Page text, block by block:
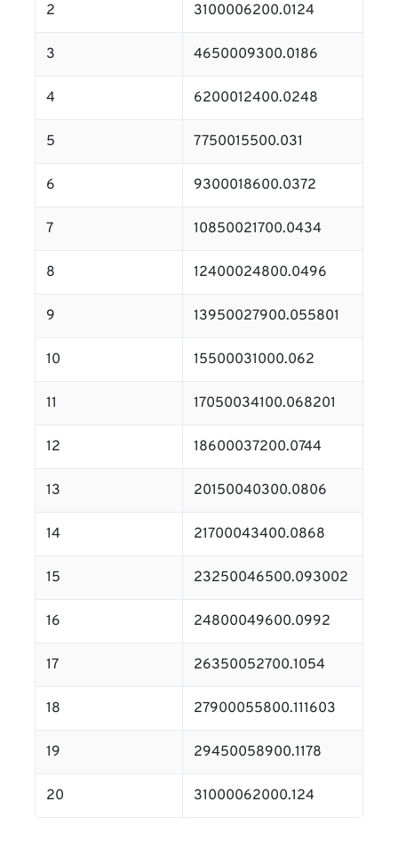
2 3100006200.0124
3 4650009300.0186
4 6200012400.0248
5 7750015500.031
6 9300018600.0372
7 10850021700.0434
8 12400024800.0496
9 13950027900.055801
10 15500031000.062
11 17050034100.068201
12 18600037200.0744
13 20150040300.0806
14 21700043400.0868
15 23250046500.093002
16 24800049600.0992
17 26350052700.1054
18 27900055800.111603
19 29450058900.1178
20 31000062000.124